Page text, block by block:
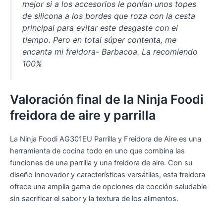
mejor si a los accesorios le ponían unos topes
de silicona a los bordes que roza con la cesta
principal para evitar este desgaste con el
tiempo. Pero en total súper contenta, me
encanta mi freidora- Barbacoa. La recomiendo
100%
Valoración final de la Ninja Foodi
freidora de aire y parrilla
La Ninja Foodi AG301EU Parrilla y Freidora de Aire es una
herramienta de cocina todo en uno que combina las
funciones de una parrilla y una freidora de aire. Con su
diseño innovador y características versátiles, esta freidora
ofrece una amplia gama de opciones de cocción saludable
sin sacrificar el sabor y la textura de los alimentos.